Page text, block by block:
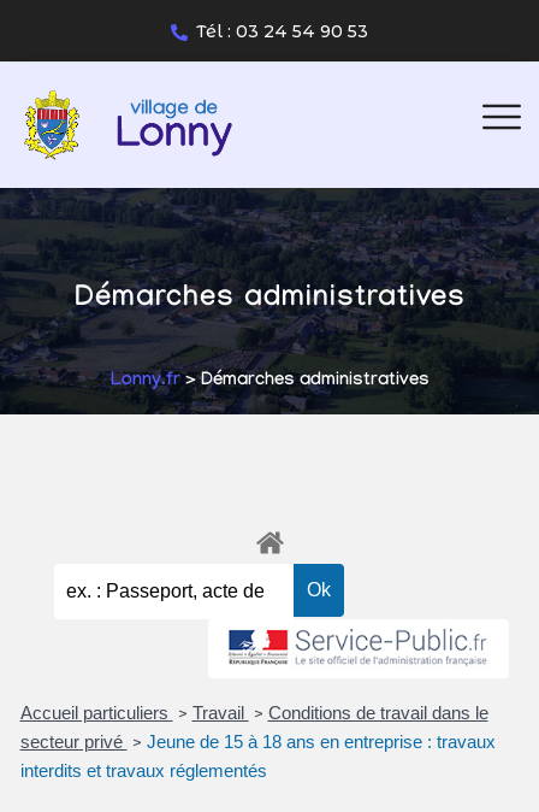
Tél : 03 24 54 90 53
Démarches administratives
Lonny.fr> Démarches administratives
Accueil particuliers > Travail > Conditions de travail dans le
secteur privé > Jeune de 15 à 18 ans en entreprise : travaux
interdits et travaux réglementés